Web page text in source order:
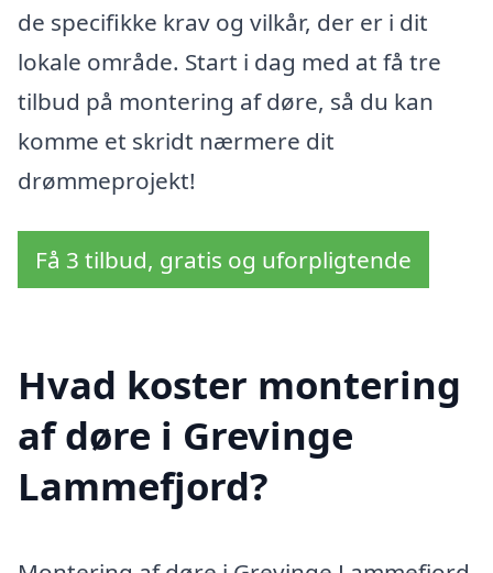
de specifikke krav og vilkår, der er i dit
lokale område. Start i dag med at få tre
tilbud på montering af døre, så du kan
komme et skridt nærmere dit
drømmeprojekt!
Få 3 tilbud, gratis og uforpligtende
Hvad koster montering
af døre i Grevinge
Lammefjord?